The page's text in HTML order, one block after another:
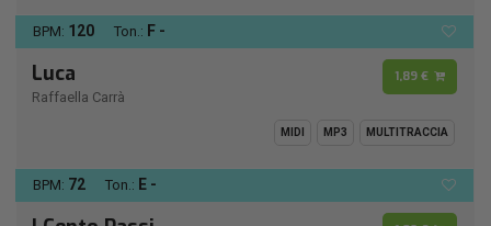
BPM: 120 Ton.: F -
Luca
Raffaella Carrà
1,89 €
MIDI MP3 MULTITRACCIA
BPM: 72 Ton.: E -